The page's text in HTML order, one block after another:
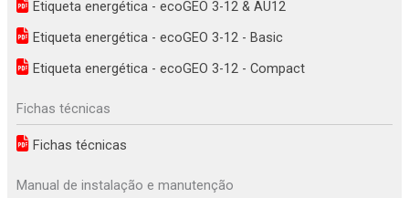
Etiqueta energética - ecoGEO 3-12 & AU12
Etiqueta energética - ecoGEO 3-12 - Basic
Etiqueta energética - ecoGEO 3-12 - Compact
Fichas técnicas
Fichas técnicas
Manual de instalação e manutenção